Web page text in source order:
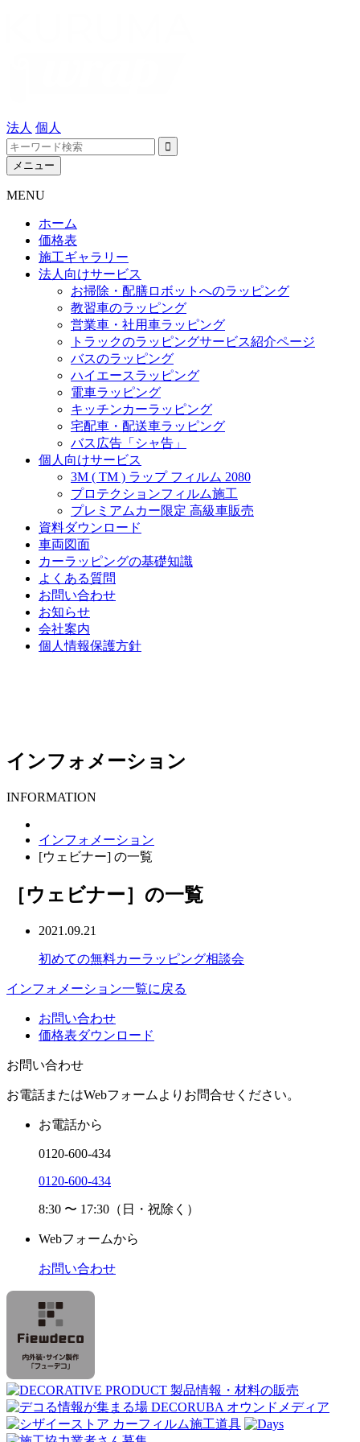
法人 個人
メニュー
MENU
ホーム
価格表
施工ギャラリー
法人向けサービス
お掃除・配膳ロボットへのラッピング
教習車のラッピング
営業車・社用車ラッピング
トラックのラッピングサービス紹介ページ
バスのラッピング
ハイエースラッピング
電車ラッピング
キッチンカーラッピング
宅配車・配送車ラッピング
バス広告「シャ告」
個人向けサービス
3M ( TM ) ラップ フィルム 2080
プロテクションフィルム施工
プレミアムカー限定 高級車販売
資料ダウンロード
車両図面
カーラッピングの基礎知識
よくある質問
お問い合わせ
お知らせ
会社案内
個人情報保護方針
インフォメーション
INFORMATION
インフォメーション
[ウェビナー] の一覧
［ウェビナー］ の一覧
2021.09.21
初めての無料カーラッピング相談会
インフォメーション一覧に戻る
お問い合わせ
価格表ダウンロード
お問い合わせ
お電話またはWebフォームよりお問合せください。
お電話から
0120-600-434
0120-600-434
8:30 〜 17:30（日・祝除く）
Webフォームから
お問い合わせ